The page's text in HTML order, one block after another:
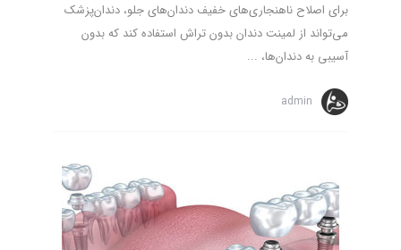
برای اصلاح ناهنجاری‌های خفیف دندان‌های جلو، دندان‌پزشک
می‌تواند از لمینت دندان بدون تراش استفاده کند که بدون
آسیبی به دندان‌ها، ...
admin